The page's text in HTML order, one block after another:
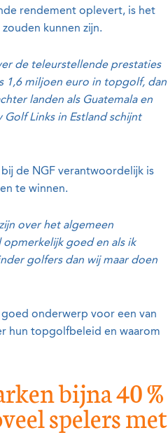
rendement oplevert, is het
kunnen zijn.
de teleurstellende prestaties
1,6 miljoen euro in topgolf, dan
landen als Guatemala en
Links in Estland schijnt
de NGF verantwoordelijk is
te winnen.
over het algemeen
goed en als ik
golfers dan wij maar doen
onderwerp voor een van
hun topgolfbeleid en waarom
bijna 40 %
spelers met